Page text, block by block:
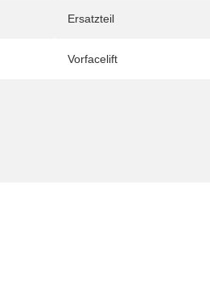
Ersatzteil
Vorfacelift